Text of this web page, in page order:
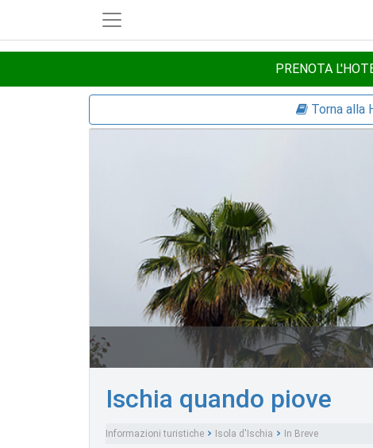
PRENOTA
Torna alla
Ischia quando piove
Informazioni turistiche Isola d'Ischia In Breve